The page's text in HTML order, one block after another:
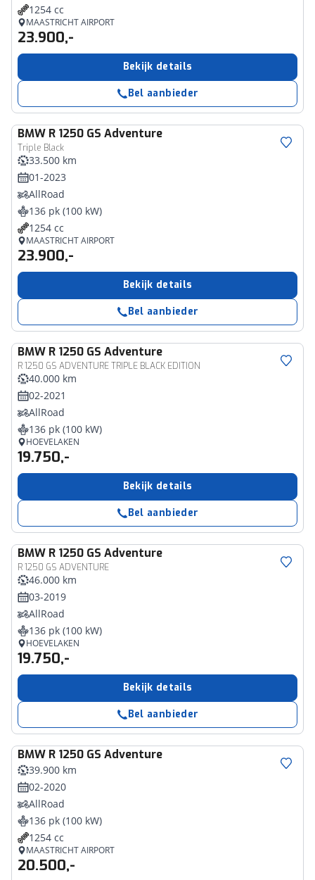
1254 cc
MAASTRICHT AIRPORT
23.900,-
Bekijk details
Bel aanbieder
BMW R 1250 GS Adventure
Triple Black
33.500 km
01-2023
AllRoad
136 pk (100 kW)
1254 cc
MAASTRICHT AIRPORT
23.900,-
Bekijk details
Bel aanbieder
BMW R 1250 GS Adventure
R 1250 GS ADVENTURE TRIPLE BLACK EDITION
40.000 km
02-2021
AllRoad
136 pk (100 kW)
HOEVELAKEN
19.750,-
Bekijk details
Bel aanbieder
BMW R 1250 GS Adventure
R 1250 GS ADVENTURE
46.000 km
03-2019
AllRoad
136 pk (100 kW)
HOEVELAKEN
19.750,-
Bekijk details
Bel aanbieder
BMW R 1250 GS Adventure
39.900 km
02-2020
AllRoad
136 pk (100 kW)
1254 cc
MAASTRICHT AIRPORT
20.500,-